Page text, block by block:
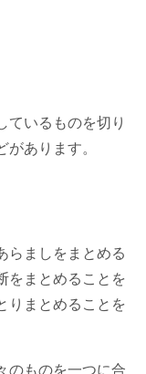
ているものを切り
あります。
らましをまとめる
をまとめることを
りまとめることを
のものを一つに合